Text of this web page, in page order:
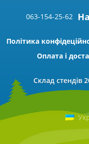
063-154-25-62
Політика
Оплата і
Склад стендів